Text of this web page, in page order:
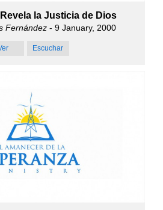
la Justicia de Dios
Fernández - 9 January, 2000
Escuchar